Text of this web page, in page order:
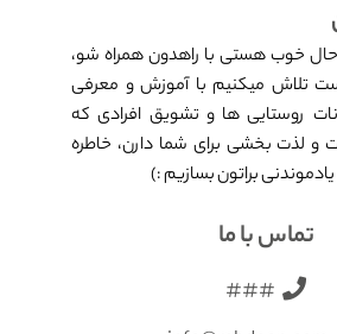
خوب هستی با راهدون همراه شو،
تلاش میکنیم با آموزش و معرفی
روستایی ها و تشویق افرادی که
و لذت بخشی برای شما دارن، خاطره
براتون بسازیم :)
تماس با ما
###